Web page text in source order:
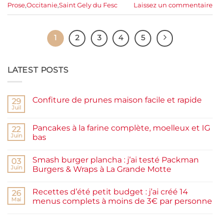
Prose,Occitanie,Saint Gely du Fesc Laissez un commentaire
1 2 3 4 5
LATEST POSTS
29
Juil
Confiture de prunes maison facile et rapide
Confiture
de
prunes
et
rapide
22
Juin
Pancakes à la farine complète, moelleux et IG
bas
sur
Pancakes
à
complète,
moelleux
et
03
Juin
Smash burger plancha : j’ai testé Packman
Burgers & Wraps à La Grande Motte
sur
Smash
burger
26
Mai
Recettes d’été petit budget : j’ai créé 14
menus complets à moins de 3€ par personne